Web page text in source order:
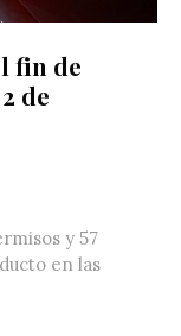
fin de
de
y 57
en las